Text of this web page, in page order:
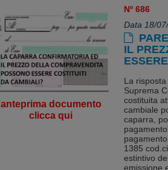
anteprima documento
clicca qui
Nº 686
Data 18/
IL
La
Suprema
costituita
cambiale
caparra,
1385
estintivo
emissione